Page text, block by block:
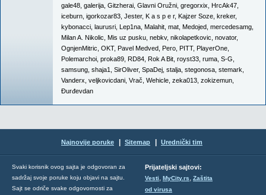
gale48 galerija Gitzherai Glavni Oružni gregorxix HrcAk47
iceburn igorkozar83 Jester, K a s p e r, Kajzer Soze kreker,
kybonacci laurusri Lep1na Malahit mat Medojed mercedesamg
Milan A. Nikolic Mis uz pusku nebkv, nikolapetkovic novator,
OgnjenMitric OKT, Pavel Medved Pero PITT, PlayerOne
Polemarchoi proka89 RD84 Rok A Bit royst33 ruma S-G
samsung shaja1 SirOliver, SpaDej stalja stegonosa stemark
Vanderx veljkovicdani Vrač Wehicle zeka013 zokizemun
Đurđevdan
Najnovije poruke Sitemap Urednički tim
Svaki korisnik ovog sajta je odgovoran za
sadržaj svoje poruke koju objavi na sajtu.
Sajt se odriče svake odgovornosti za
Prijateljski sajtovi:
Vesti, MyCity.rs, Zaštita
od virusa